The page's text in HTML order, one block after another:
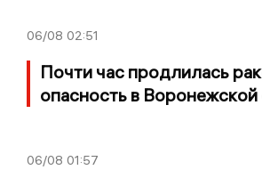
06/08 02:51
Почти час продлилась
опасность в
06/08 01:57